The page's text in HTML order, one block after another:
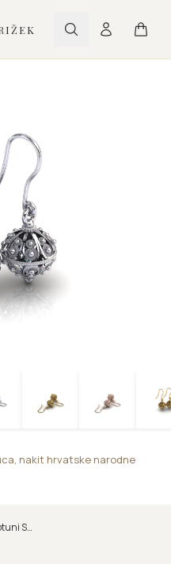
nakit hrvatske narodne
Naušnice Šibenski Botuni SD11m